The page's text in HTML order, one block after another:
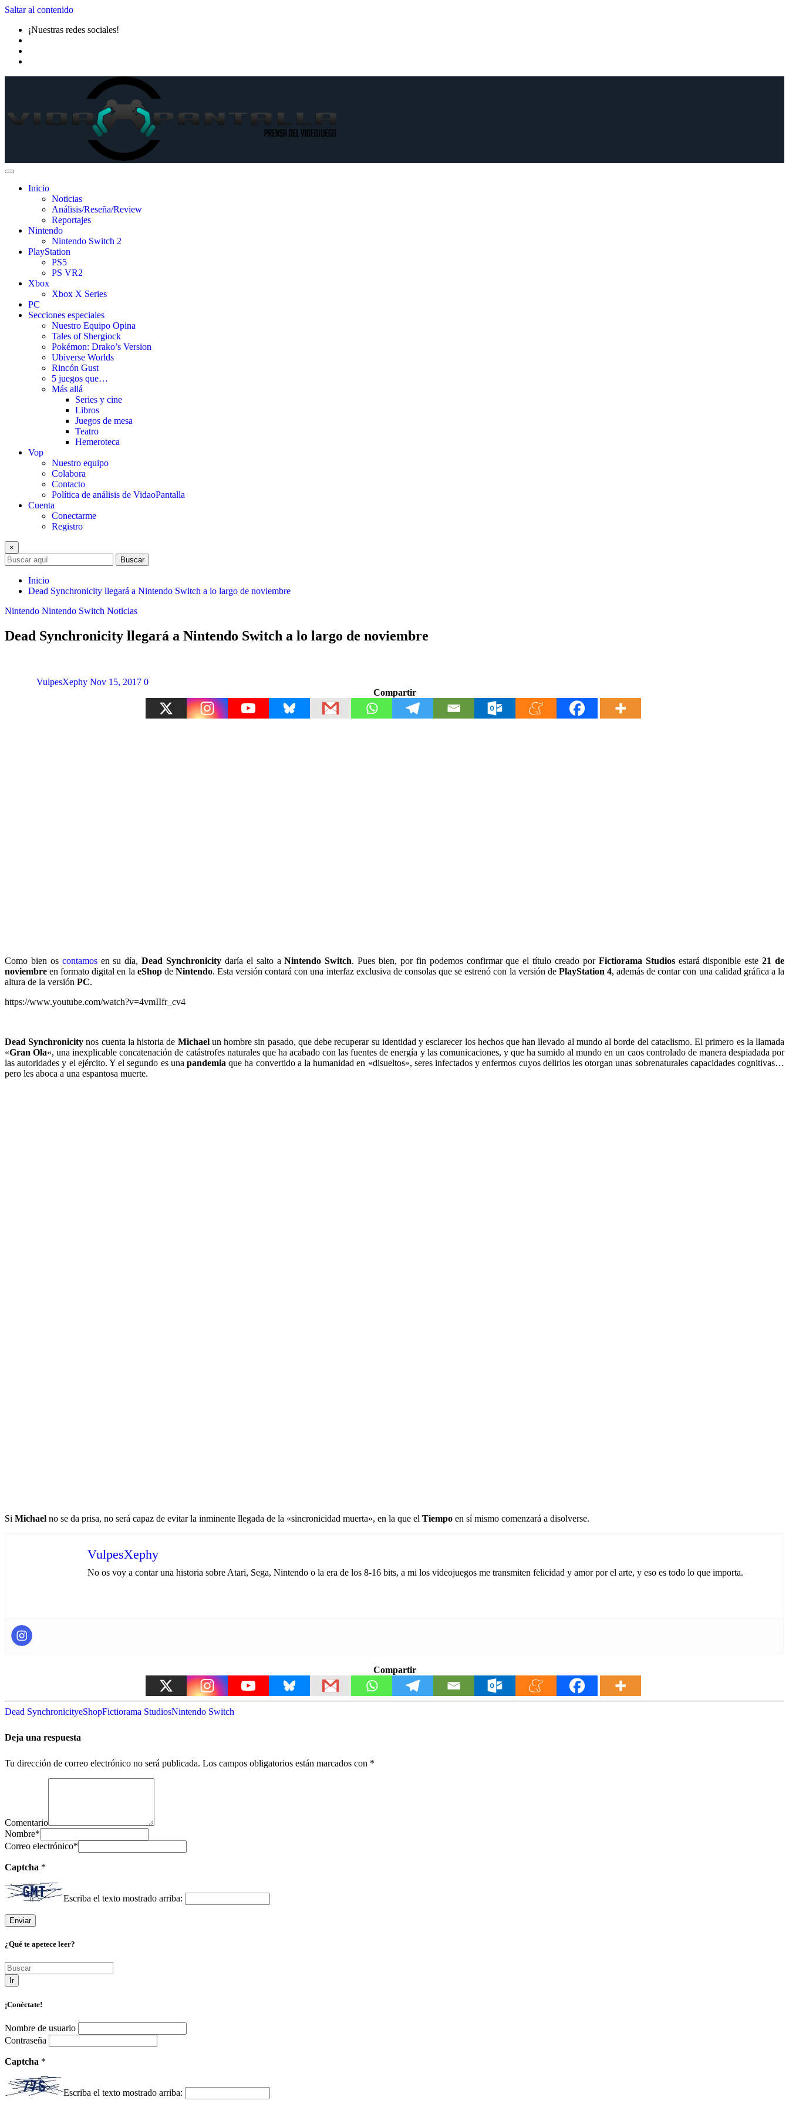
Saltar al contenido
¡Nuestras redes sociales!
Inicio
Noticias
Análisis/Reseña/Review
Reportajes
Nintendo
Nintendo Switch 2
PlayStation
PS5
PS VR2
Xbox
Xbox X Series
PC
Secciones especiales
Nuestro Equipo Opina
Tales of Shergiock
Pokémon: Drako’s Version
Ubiverse Worlds
Rincón Gust
5 juegos que…
Más allá
Series y cine
Libros
Juegos de mesa
Teatro
Hemeroteca
Vop
Nuestro equipo
Colabora
Contacto
Política de análisis de VidaoPantalla
Cuenta
Conectarme
Registro
×
Buscar
Inicio
Dead Synchronicity llegará a Nintendo Switch a lo largo de noviembre
Nintendo Nintendo Switch Noticias
Dead Synchronicity llegará a Nintendo Switch a lo largo de noviembre
VulpesXephy Nov 15, 2017 0
Compartir
Como bien os contamos en su día,Dead Synchronicity daría el salto aNintendo Switch. Pues bien, por fin podemos confirmar que el título creado por Fictiorama Studiosestará disponible este21 de
noviembre en formato digital en la eShopde Nintendo. Esta versión contará con una interfaz exclusiva de consolas que se estrenó con la versión de PlayStation 4, además de contar con una calidad gráfica a la
altura de la versión PC.
https://www.youtube.com/watch?v=4vmIIfr_cv4
Dead Synchronicitynos cuenta la historia de Michael un hombre sin pasado, que debe recuperar su identidad y esclarecer los hechos que han llevado al mundo al borde del cataclismo. El primero es la llamada
«Gran Ola«, una inexplicable concatenación de catástrofes naturales que ha acabado con las fuentes de energía y las comunicaciones, y que ha sumido al mundo en un caos controlado de manera despiadada por
las autoridades y el ejército. Y el segundo es una pandemia que ha convertido a la humanidad en «disueltos», seres infectados y enfermos cuyos delirios les otorgan unas sobrenaturales capacidades cognitivas…
pero les aboca a una espantosa muerte.
Si Michael no se da prisa, no será capaz de evitar la inminente llegada de la «sincronicidad muerta», en la que el Tiempo en sí mismo comenzará a disolverse.
VulpesXephy
No os voy a contar una historia sobre Atari, Sega, Nintendo o la era de los 8-16 bits, a mi los videojuegos me transmiten felicidad y amor por el arte, y eso es todo lo que importa.
Compartir
Dead SynchronicityeShopFictiorama StudiosNintendo Switch
Deja una respuesta
Tu dirección de correo electrónico no será publicada. Los campos obligatorios están marcados con *
Comentario
Nombre*
Correo electrónico*
Captcha *
Escriba el texto mostrado arriba:
¿Qué te apetece leer?
Ir
¡Conéctate!
Nombre de usuario
Contraseña
Captcha *
Escriba el texto mostrado arriba: